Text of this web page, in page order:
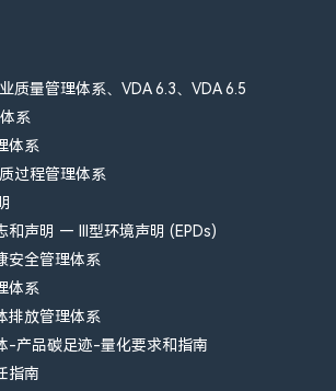
质量管理体系、VDA 6.3、VDA 6.5
系
体系
过程管理体系
和声明 — III型环境声明 (EPDs)
安全管理体系
体系
排放管理体系
-产品碳足迹-量化要求和指南
指南